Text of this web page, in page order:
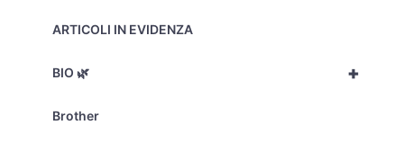
ARTICOLI IN EVIDENZA
+
BIO 🌿
Brother